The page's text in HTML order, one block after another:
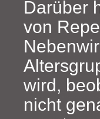
Darüber
von
wird,
nicht